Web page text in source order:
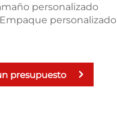
personalizado
personalizado
presupuesto